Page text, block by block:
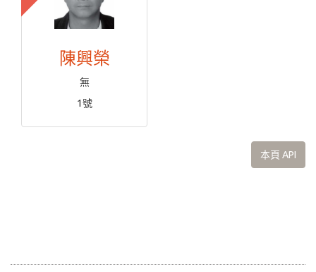
陳興榮
無
1號
本頁 API